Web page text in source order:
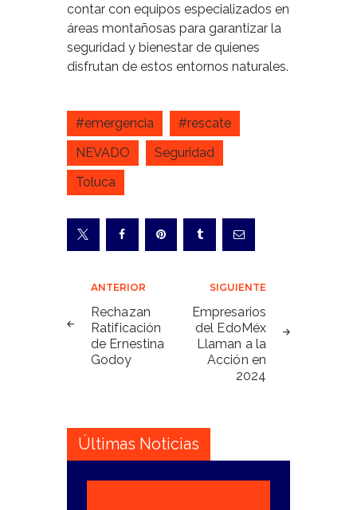
contar con equipos especializados en
áreas montañosas para garantizar la
seguridad y bienestar de quienes
disfrutan de estos entornos naturales.
#emergencia
#rescate
NEVADO
Seguridad
Toluca
Navegación
de
entradas
ANTERIOR
Rechazan
Ratificación
de Ernestina
Godoy
SIGUIENTE
Empresarios
del EdoMéx
Llaman a la
Acción en
2024
Últimas Noticias